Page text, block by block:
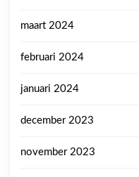
maart 2024
februari 2024
januari 2024
december 2023
november 2023